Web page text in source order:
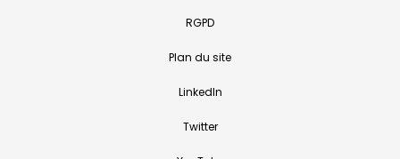
RGPD
Plan du site
LinkedIn
Twitter